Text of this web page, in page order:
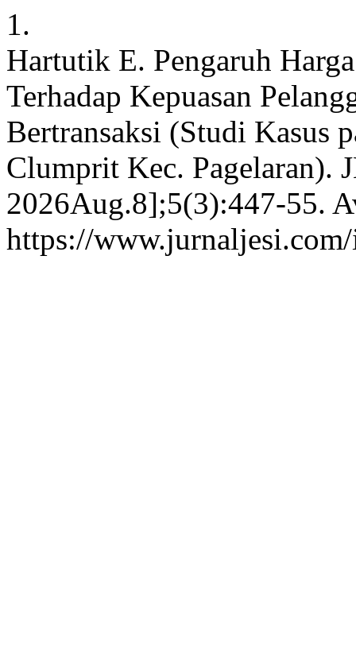
1.
Hartutik E. Pengaruh
Terhadap Kepuasan
Bertransaksi (Studi Kasus
Clumprit Kec. Pagelaran).
2026Aug.8];5(3):447-55.
https://